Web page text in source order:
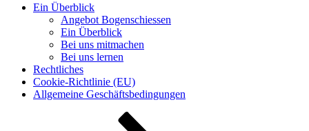
Ein Überblick
Angebot Bogenschiessen
Ein Überblick
Bei uns mitmachen
Bei uns lernen
Rechtliches
Cookie-Richtlinie (EU)
Allgemeine Geschäftsbedingungen